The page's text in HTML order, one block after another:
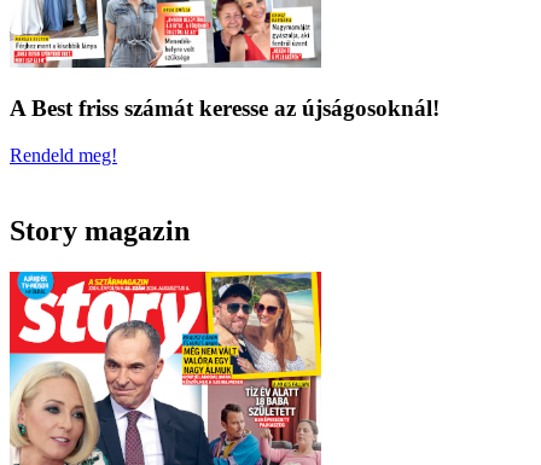
A Best friss számát keresse az újságosoknál!
Rendeld meg!
Story magazin